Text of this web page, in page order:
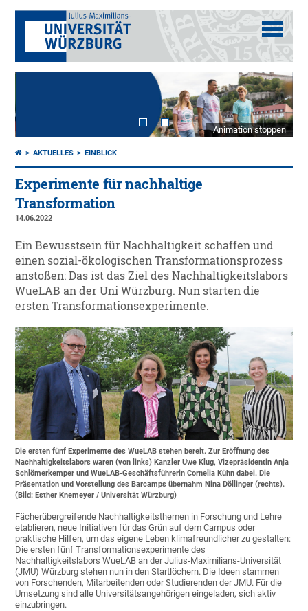
Animation stoppen
AKTUELLES EINBLICK
Experimente für nachhaltige
Transformation
14.06.2022
Ein Bewusstsein für Nachhaltigkeit schaffen und
einen sozial-ökologischen Transformationsprozess
anstoßen: Das ist das Ziel des Nachhaltigkeitslabors
WueLAB an der Uni Würzburg. Nun starten die
ersten Transformationsexperimente.
Die ersten fünf Experimente des WueLAB stehen bereit. Zur Eröffnung des
Nachhaltigkeitslabors waren (von links) Kanzler Uwe Klug, Vizepräsidentin Anja
Schlömerkemper und WueLAB-Geschäftsführerin Cornelia Kühn dabei. Die
Präsentation und Vorstellung des Barcamps übernahm Nina Döllinger (rechts).
(Bild: Esther Knemeyer / Universität Würzburg)
Fächerübergreifende Nachhaltigkeitsthemen in Forschung und Lehre
etablieren, neue Initiativen für das Grün auf dem Campus oder
praktische Hilfen, um das eigene Leben klimafreundlicher zu gestalten:
Die ersten fünf Transformationsexperimente des
Nachhaltigkeitslabors WueLAB an der Julius-Maximilians-Universität
(JMU) Würzburg stehen nun in den Startlöchern. Die Ideen stammen
von Forschenden, Mitarbeitenden oder Studierenden der JMU. Für die
Umsetzung sind alle Universitätsangehörigen eingeladen, sich aktiv
einzubringen.